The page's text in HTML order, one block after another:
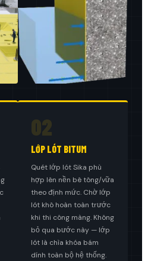
02
LỚP LÓT BITUM
Quét lớp lót Sika phù
hợp lên nền bê tông/vữa
theo định mức. Chờ lớp
lót khô hoàn toàn trước
khi thi công màng. Không
bỏ qua bước này — lớp
lót là chìa khóa bám
dính toàn bộ hệ thống.